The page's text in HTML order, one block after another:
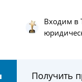
Входим в
Получить